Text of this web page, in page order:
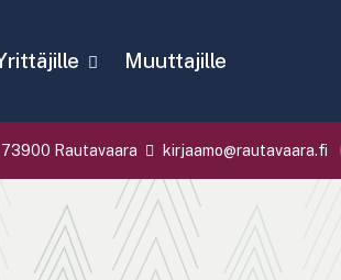
Muuttajille
73900 Rautavaara kirjaamo@rautavaara.fi